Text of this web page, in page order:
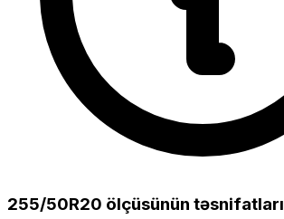
255/50R20 ölçüsünün təsnifatları